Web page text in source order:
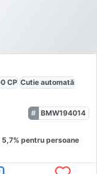
CP Cutie automată
BMW194014
5,7% pentru persoane